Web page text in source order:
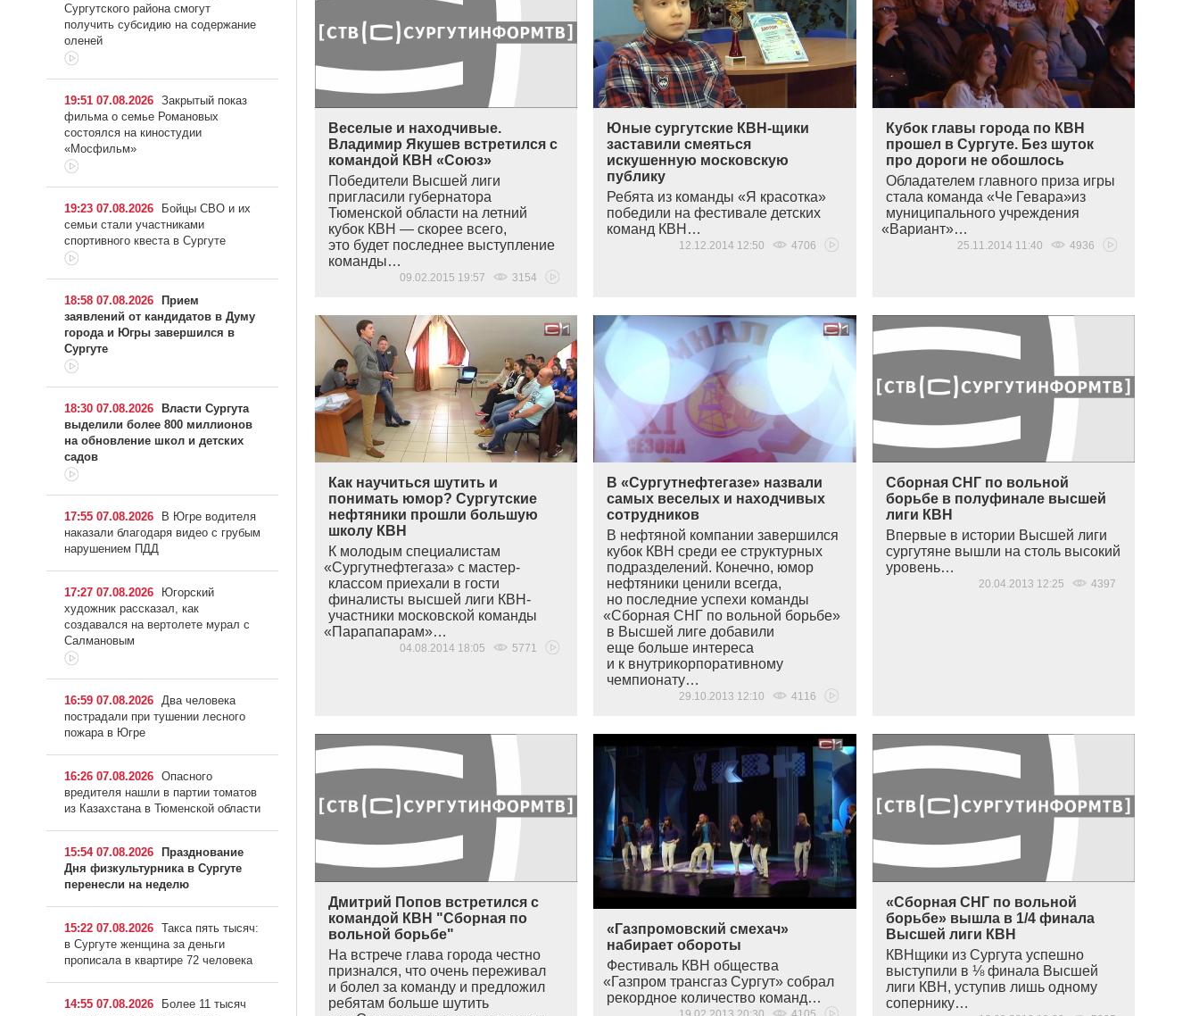
Веселые и находчивые.
Владимир Якушев встретился с
командой КВН «Союз»
Победители Высшей лиги
пригласили губернатора
Тюменской области на летний
кубок КВН — скорее всего,
это будет последнее выступление
команды…
09.02.2015 19:57 3154
Юные сургутские КВН-щики
заставили смеяться
искушенную московскую
публику
Ребята из команды «Я красотка»
победили на фестивале детских
команд КВН…
12.12.2014 12:50 4706
Кубок главы города по КВН
прошел в Сургуте. Без шуток
про дороги не обошлось
Обладателем главного приза игры
стала команда «Че Гевара»из
муниципального учреждения
«Вариант»…
25.11.2014 11:40 4936
Как научиться шутить и
понимать юмор? Сургутские
нефтяники прошли большую
школу КВН
К молодым специалистам
«Сургутнефтегаза» с мастер-
классом приехали в гости
финалисты высшей лиги КВН-
участники московской команды
«Парапапарам»…
04.08.2014 18:05 5771
В «Сургутнефтегазе» назвали
самых веселых и находчивых
сотрудников
В нефтяной компании завершился
кубок КВН среди ее структурных
подразделений. Конечно, юмор
нефтяники ценили всегда,
но последние успехи команды
«Сборная СНГ по вольной борьбе»
в Высшей лиге добавили
еще больше интереса
и к внутрикорпоративному
чемпионату…
29.10.2013 12:10 4116
Сборная СНГ по вольной
борьбе в полуфинале высшей
лиги КВН
Впервые в истории Высшей лиги
сургутяне вышли на столь высокий
уровень…
20.04.2013 12:25 4397
Дмитрий Попов встретился с
командой КВН "Сборная по
вольной борьбе"
На встрече глава города честно
признался, что очень переживал
и болел за команду и предложил
ребятам больше шутить
«Газпромовский смехач»
набирает обороты
Фестиваль КВН общества
« Газпром трансгаз Сургут» собрал
рекордное количество команд…
«Сборная СНГ по вольной
борьбе» вышла в 1/4 финала
Высшей лиги КВН
КВНщики из Сургута успешно
выступили в ⅛ финала Высшей
лиги КВН, уступив лишь одному
сопернику…
Сургутского района смогут
получить субсидию на содержание
оленей
19:51 07.08.2026 Закрытый показ
фильма о семье Романовых
состоялся на киностудии
«Мосфильм»
19:23 07.08.2026
Бойцы СВО и их
семьи стали участниками
спортивного квеста в Сургуте
18:58 07.08.2026
Прием
заявлений от кандидатов в Думу
города и Югры завершился в
Сургуте
18:30 07.08.2026
Власти Сургута
выделили более 800 миллионов
на обновление школ и детских
садов
17:55 07.08.2026
В Югре водителя
наказали благодаря видео с грубым
нарушением ПДД
17:27 07.08.2026
Югорский
художник рассказал, как
создавался на вертолете мурал с
Салмановым
16:59 07.08.2026 Два человека
пострадали при тушении лесного
пожара в Югре
16:26 07.08.2026 Опасного
вредителя нашли в партии томатов
из Казахстана в Тюменской области
15:54 07.08.2026
Празднование
Дня физкультурника в Сургуте
перенесли на неделю
15:22 07.08.2026 Такса пять тысяч:
в Сургуте женщина за деньги
прописала в квартире 72 человека
14:55 07.08.2026
Более 11 тысяч